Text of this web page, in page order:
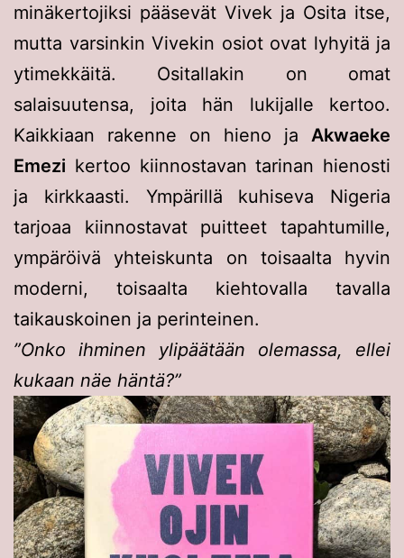
minäkertojiksi pääsevät Vivek ja Osita itse,
mutta varsinkin Vivekin osiot ovat lyhyitä ja
ytimekkäitä. Ositallakin on omat
salaisuutensa, joita hän lukijalle kertoo.
Kaikkiaan rakenne on hieno ja Akwaeke
Emezi kertoo kiinnostavan tarinan hienosti
ja kirkkaasti. Ympärillä kuhiseva Nigeria
tarjoaa kiinnostavat puitteet tapahtumille,
ympäröivä yhteiskunta on toisaalta hyvin
moderni, toisaalta kiehtovalla tavalla
taikauskoinen ja perinteinen.
”Onko ihminen ylipäätään olemassa, ellei
kukaan näe häntä?”